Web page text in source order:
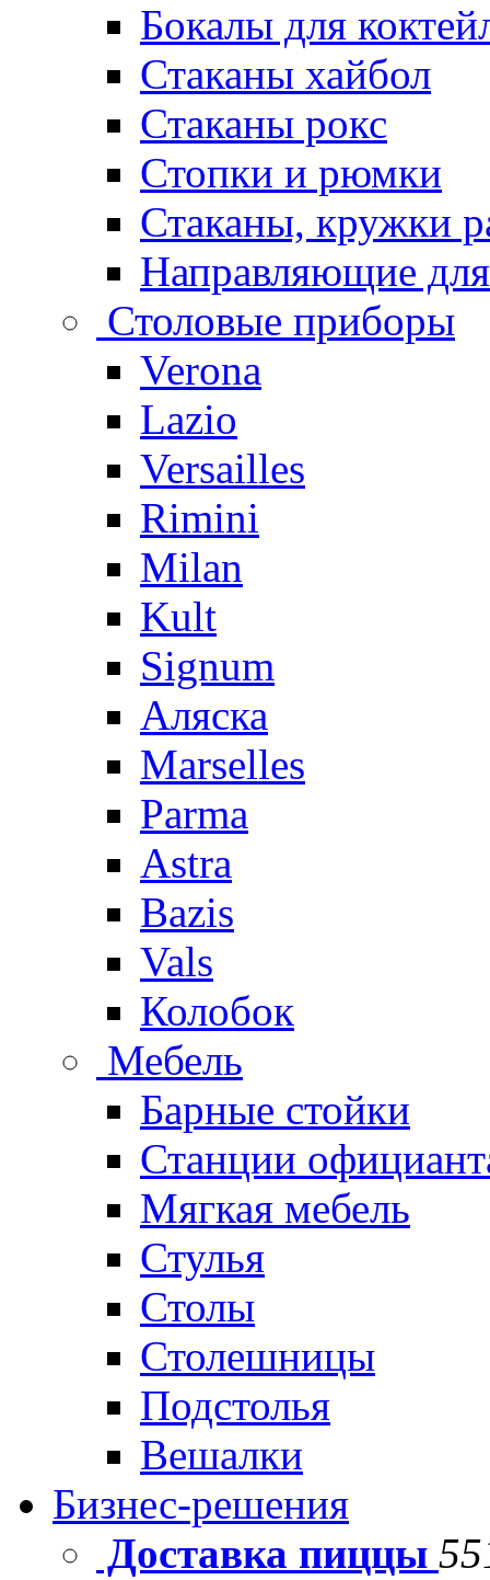
Бокалы для
Стаканы хайбол
Стаканы рокс
Стопки и рюмки
Стаканы, кружки
Направляющие
Столовые приборы
Verona
Lazio
Versailles
Rimini
Milan
Kult
Signum
Аляска
Marselles
Parma
Astra
Bazis
Vals
Колобок
Мебель
Барные стойки
Станции
Мягкая мебель
Стулья
Столы
Столешницы
Подстолья
Вешалки
Бизнес-решения
Доставка пиццы